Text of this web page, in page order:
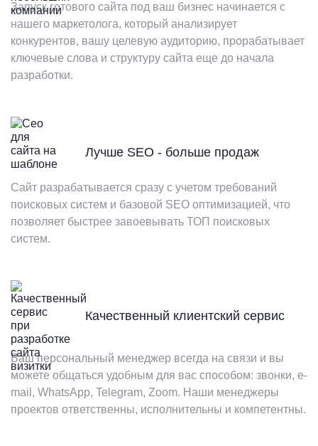
Запуск готового сайта под ваш бизнес начинается с
нашего маркетолога, который анализирует
конкурентов, вашу целевую аудиторию, прорабатывает
ключевые слова и структуру сайта еще до начала
разработки.
Лучше SEO - больше продаж
Сайт разрабатывается сразу с учетом требований
поисковых систем и базовой SEO оптимизацией, что
позволяет быстрее завоевывать ТОП поисковых
систем.
Качественный клиентский сервис
Ваш персональный менеджер всегда на связи и вы
можете общаться удобным для вас способом: звонки, e-
mail, WhatsApp, Telegram, Zoom. Наши менеджеры
проектов ответственны, исполнительны и компетентны.